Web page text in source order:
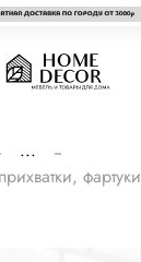
...
фартуки